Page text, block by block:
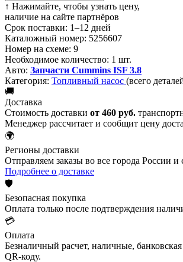
↑ Нажимайте, чтобы узнать цену,
наличие на сайте партнёров
Срок поставки: 1–12 дней
Каталожный номер: 5256607
Номер на схеме: 9
Необходимое количество: 1 шт.
Авто: Запчасти Cummins ISF 3.8
Категория: Топливный насос (всего
🚚
Доставка
Стоимость доставки от 460 руб.
Менеджер рассчитает и сообщит цену
🌍
Регионы доставки
Отправляем заказы во все города России
Подробнее о доставке
🛡️
Безопасная покупка
Оплата только после подтверждения
💳
Оплата
Безналичный расчет, наличные,
QR-коду.